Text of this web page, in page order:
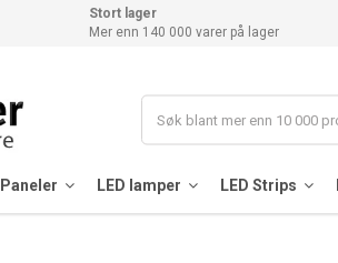
Stort lager
Mer enn 140 000 varer på lager
Paneler LED lamper LED Strips